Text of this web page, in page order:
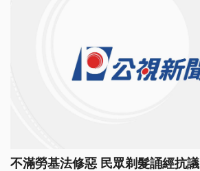
不滿勞基法修惡 民眾剃髮誦經抗議